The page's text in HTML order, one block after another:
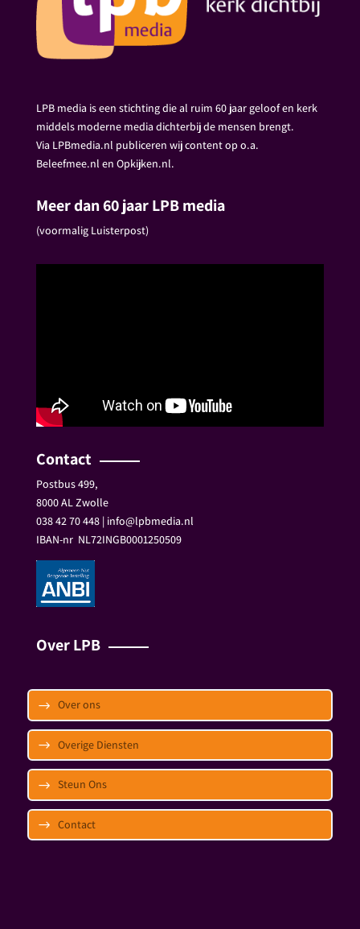
LPB media is een stichting die al ruim 60 jaar geloof en kerk
middels moderne media dichterbij de mensen brengt.
Via LPBmedia.nl publiceren wij content op o.a.
Beleefmee.nl en Opkijken.nl.
Meer dan 60 jaar LPB media
(voormalig Luisterpost)
Contact
Postbus 499,
8000 AL Zwolle
038 42 70 448 | info@lpbmedia.nl
IBAN-nr NL72INGB0001250509
Over LPB
Over ons
Overige Diensten
Steun Ons
Contact